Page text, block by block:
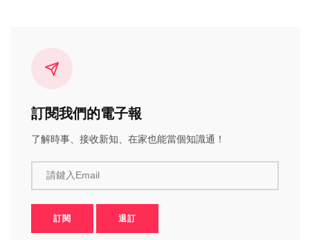
訂閱我們的電子報
了解時事、接收新知、在家也能當個知識通！
請鍵入Email
訂閱 退訂